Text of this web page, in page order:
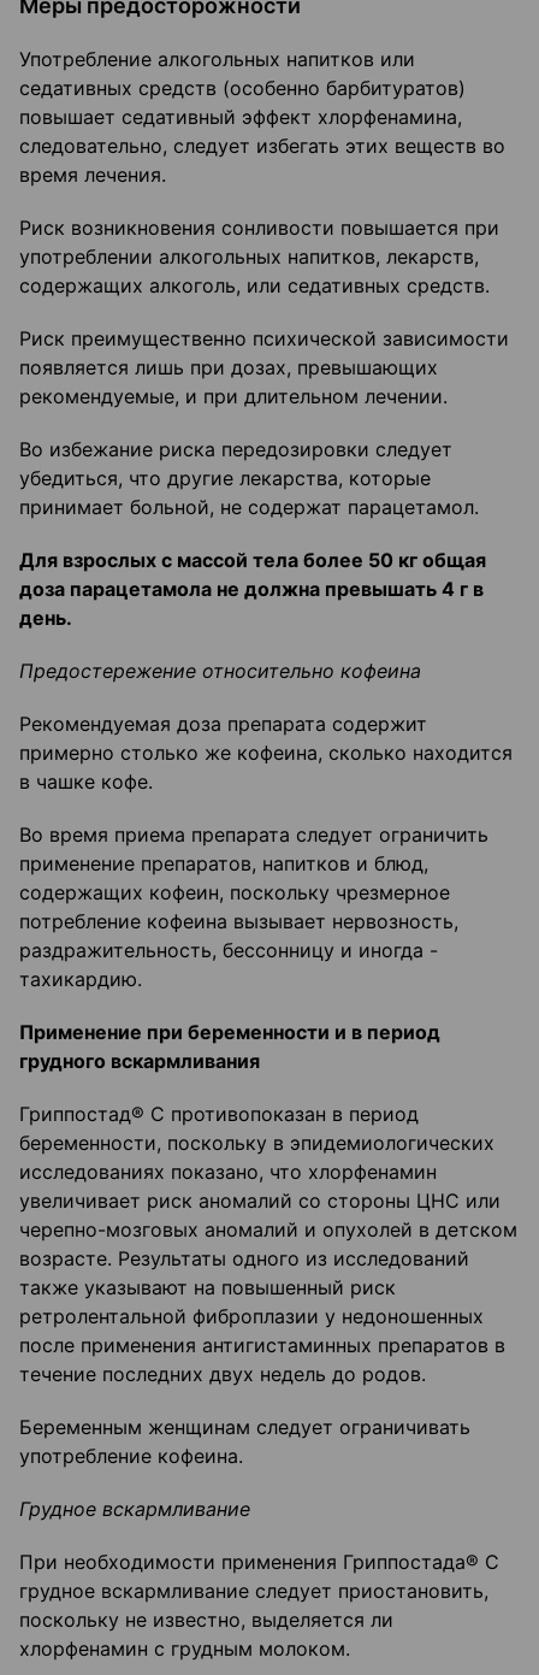
Меры предосторожности
Употребление алкогольных напитков или
седативных средств (особенно барбитуратов)
повышает седативный эффект хлорфенамина,
следовательно, следует избегать этих веществ во
время лечения.
Риск возникновения сонливости повышается при
употреблении алкогольных напитков, лекарств,
содержащих алкоголь, или седативных средств.
Риск преимущественно психической зависимости
появляется лишь при дозах, превышающих
рекомендуемые, и при длительном лечении.
Во избежание риска передозировки следует
убедиться, что другие лекарства, которые
принимает больной, не содержат парацетамол.
Для взрослых с массой тела более 50 кг общая
доза парацетамола не должна превышать 4 г в
день.
Предостережение относительно кофеина
Рекомендуемая доза препарата содержит
примерно столько же кофеина, сколько находится
в чашке кофе.
Во время приема препарата следует ограничить
применение препаратов, напитков и блюд,
содержащих кофеин, поскольку чрезмерное
потребление кофеина вызывает нервозность,
раздражительность, бессонницу и иногда -
тахикардию.
Применение при беременности и в период
грудного вскармливания
Гриппостад® С противопоказан в период
беременности, поскольку в эпидемиологических
исследованиях показано, что хлорфенамин
увеличивает риск аномалий со стороны ЦНС или
черепно-мозговых аномалий и опухолей в детском
возрасте. Результаты одного из исследований
также указывают на повышенный риск
ретролентальной фиброплазии у недоношенных
после применения антигистаминных препаратов в
течение последних двух недель до родов.
Беременным женщинам следует ограничивать
употребление кофеина.
Грудное вскармливание
При необходимости применения Гриппостада® С
грудное вскармливание следует приостановить,
поскольку не известно, выделяется ли
хлорфенамин с грудным молоком.